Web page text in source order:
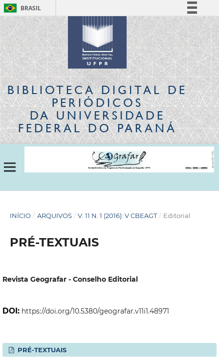
BRASIL
Simplifique!
Comunica BR
Participe
Acesso à informação
Legislação
Canais
BIBLIOTECA DIGITALDE
PERIÓDICOS
DA UNIVERSIDADE
FEDERAL DO PARANÁ
INÍCIO / ARQUIVOS / V. 11 N. 1 (2016): V CBEAGT / Editorial
PRÉ-TEXTUAIS
Revista Geografar - Conselho Editorial
DOI: https://doi.org/10.5380/geografar.v11i1.48971
PRÉ-TEXTUAIS